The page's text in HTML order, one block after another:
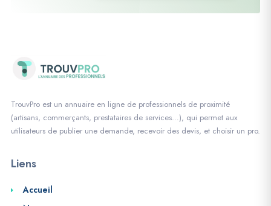
TrouvPro est un annuaire en ligne de professionnels de proximité
(artisans, commerçants, prestataires de services…), qui permet aux
utilisateurs de publier une demande, recevoir des devis, et choisir un pro.
Liens
Accueil